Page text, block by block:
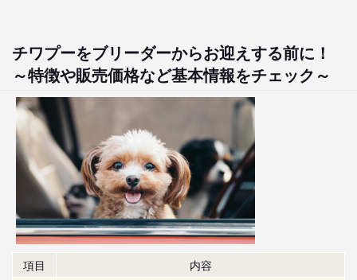
チワプーをブリーダーからお迎えする前に！
～特徴や販売価格など基本情報をチェック～
項目
内容